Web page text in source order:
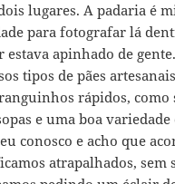
lugares. A padaria é
para fotografar lá
apinhado de
tipos de pães
rápidos, como
e uma boa variedade
conosco e acho que
atrapalhados, sem